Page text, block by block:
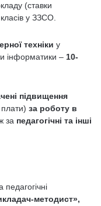
(ставки
у ЗЗСО.
техніки у
інформатики – 10-
підвищення
плати) за роботу в
за педагогічні та інші
методист»,